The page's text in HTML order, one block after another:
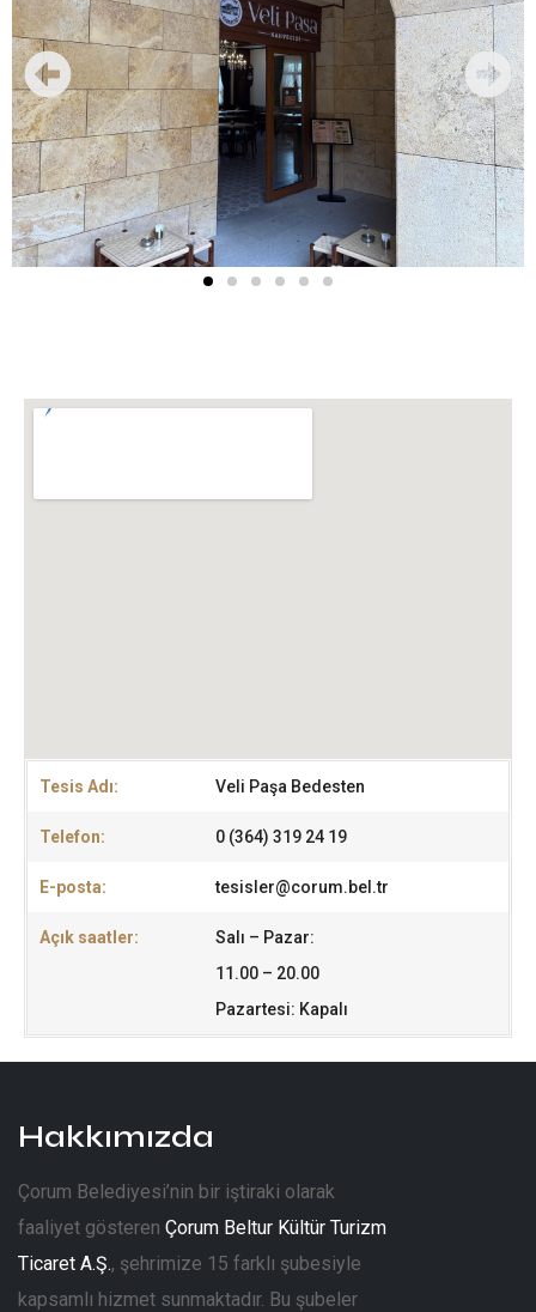
Tesis Adı: Veli Paşa Bedesten
Telefon: 0 (364) 319 24 19
E-posta: tesisler@corum.bel.tr
Açık saatler:
Salı – Pazar:
11.00 – 20.00
Pazartesi: Kapalı
Hakkımızda
Çorum Belediyesi’nin bir iştiraki olarak
faaliyet gösteren Çorum Beltur Kültür Turizm
Ticaret A.Ş., şehrimize 15 farklı şubesiyle
kapsamlı hizmet sunmaktadır. Bu şubeler